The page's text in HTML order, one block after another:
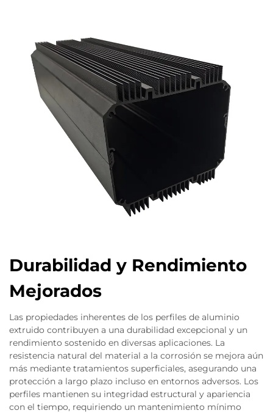
Durabilidad y Rendimiento
Mejorados
Las propiedades inherentes de los perfiles de aluminio
extruido contribuyen a una durabilidad excepcional y un
rendimiento sostenido en diversas aplicaciones. La
resistencia natural del material a la corrosión se mejora aún
más mediante tratamientos superficiales, asegurando una
protección a largo plazo incluso en entornos adversos. Los
perfiles mantienen su integridad estructural y apariencia
con el tiempo, requiriendo un mantenimiento mínimo